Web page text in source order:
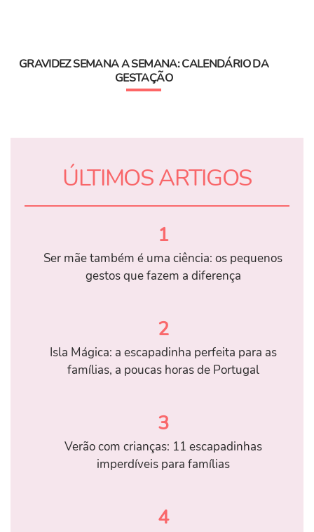
GRAVIDEZ SEMANA A SEMANA: CALENDÁRIO DA
GESTAÇÃO
ÚLTIMOS ARTIGOS
1
Ser mãe também é uma ciência: os pequenos
gestos que fazem a diferença
2
Isla Mágica: a escapadinha perfeita para as
famílias, a poucas horas de Portugal
3
Verão com crianças: 11 escapadinhas
imperdíveis para famílias
4